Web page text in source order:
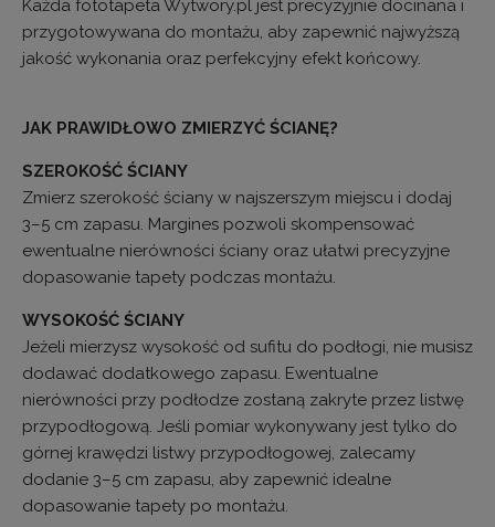
Każda fototapeta Wytwory.pl jest precyzyjnie docinana i
przygotowywana do montażu, aby zapewnić najwyższą
jakość wykonania oraz perfekcyjny efekt końcowy.
JAK PRAWIDŁOWO ZMIERZYĆ ŚCIANĘ?
SZEROKOŚĆ ŚCIANY
Zmierz szerokość ściany w najszerszym miejscu i dodaj
3–5 cm zapasu. Margines pozwoli skompensować
ewentualne nierówności ściany oraz ułatwi precyzyjne
dopasowanie tapety podczas montażu.
WYSOKOŚĆ ŚCIANY
Jeżeli mierzysz wysokość od sufitu do podłogi, nie musisz
dodawać dodatkowego zapasu. Ewentualne
nierówności przy podłodze zostaną zakryte przez listwę
przypodłogową. Jeśli pomiar wykonywany jest tylko do
górnej krawędzi listwy przypodłogowej, zalecamy
dodanie 3–5 cm zapasu, aby zapewnić idealne
dopasowanie tapety po montażu.